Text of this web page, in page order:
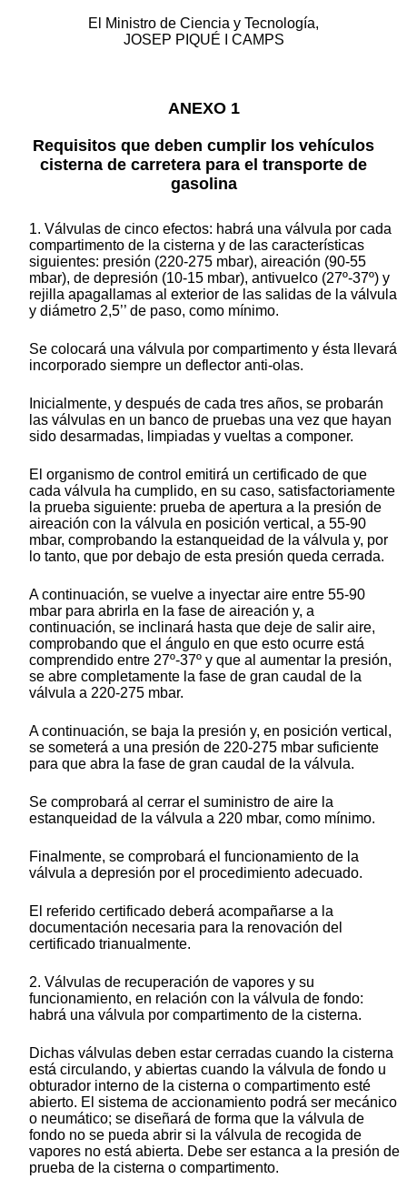
El Ministro de Ciencia y Tecnología,
JOSEP PIQUÉ I CAMPS
ANEXO 1
Requisitos que deben cumplir los vehículos
cisterna de carretera para el transporte de
gasolina
1. Válvulas de cinco efectos: habrá una válvula por cada
compartimento de la cisterna y de las características
siguientes: presión (220-275 mbar), aireación (90-55
mbar), de depresión (10-15 mbar), antivuelco (27º-37º) y
rejilla apagallamas al exterior de las salidas de la válvula
y diámetro 2,5’’ de paso, como mínimo.
Se colocará una válvula por compartimento y ésta llevará
incorporado siempre un deflector anti-olas.
Inicialmente, y después de cada tres años, se probarán
las válvulas en un banco de pruebas una vez que hayan
sido desarmadas, limpiadas y vueltas a componer.
El organismo de control emitirá un certificado de que
cada válvula ha cumplido, en su caso, satisfactoriamente
la prueba siguiente: prueba de apertura a la presión de
aireación con la válvula en posición vertical, a 55-90
mbar, comprobando la estanqueidad de la válvula y, por
lo tanto, que por debajo de esta presión queda cerrada.
A continuación, se vuelve a inyectar aire entre 55-90
mbar para abrirla en la fase de aireación y, a
continuación, se inclinará hasta que deje de salir aire,
comprobando que el ángulo en que esto ocurre está
comprendido entre 27º-37º y que al aumentar la presión,
se abre completamente la fase de gran caudal de la
válvula a 220-275 mbar.
A continuación, se baja la presión y, en posición vertical,
se someterá a una presión de 220-275 mbar suficiente
para que abra la fase de gran caudal de la válvula.
Se comprobará al cerrar el suministro de aire la
estanqueidad de la válvula a 220 mbar, como mínimo.
Finalmente, se comprobará el funcionamiento de la
válvula a depresión por el procedimiento adecuado.
El referido certificado deberá acompañarse a la
documentación necesaria para la renovación del
certificado trianualmente.
2. Válvulas de recuperación de vapores y su
funcionamiento, en relación con la válvula de fondo:
habrá una válvula por compartimento de la cisterna.
Dichas válvulas deben estar cerradas cuando la cisterna
está circulando, y abiertas cuando la válvula de fondo u
obturador interno de la cisterna o compartimento esté
abierto. El sistema de accionamiento podrá ser mecánico
o neumático; se diseñará de forma que la válvula de
fondo no se pueda abrir si la válvula de recogida de
vapores no está abierta. Debe ser estanca a la presión de
prueba de la cisterna o compartimento.